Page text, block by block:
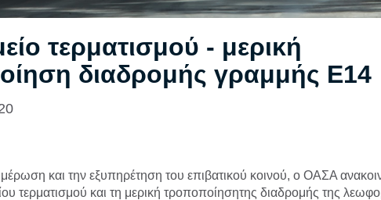
τερματισμού - μερική
διαδρομής γραμμής Ε14
και την εξυπηρέτηση του επιβατικού κοινού, ο ΟΑΣΑ
τερματισμού και τη μερική τροποποίησητης διαδρομής της